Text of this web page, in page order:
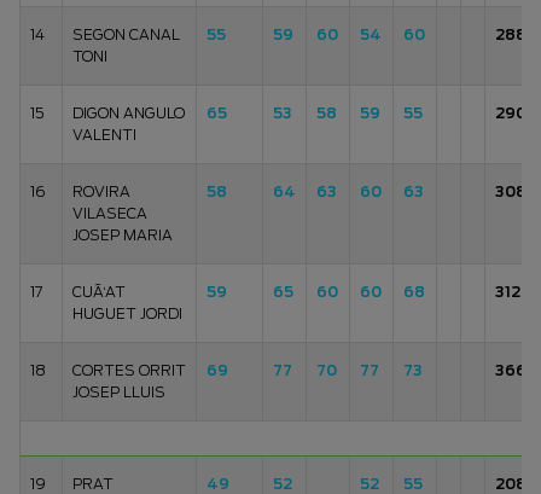
14
SEGON CANAL
TONI
55 59 60 54 60 288
15
DIGON ANGULO
VALENTI
65 53 58 59 55 290
16
ROVIRA
VILASECA
JOSEP MARIA
58 64 63 60 63 308
17
CUÃ‘AT
HUGUET JORDI
59 65 60 60 68 312
18
CORTES ORRIT
JOSEP LLUIS
69 77 70 77 73 366
19
PRAT
49 52 52 55 208